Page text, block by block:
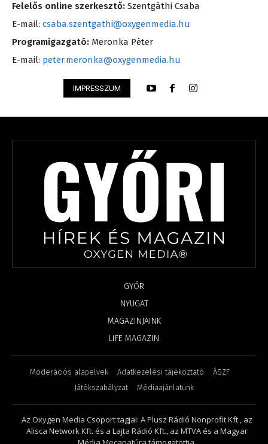
Felelős online szerkesztő: Szentgáthi Csaba
E-mail: csaba.szentgathi@oxygenmedia.hu
Programigazgató: Meronka Péter
E-mail: peter.meronka@oxygenmedia.hu
IMPRESSZUM
GYŐR
NYUGAT
MAGAZINJAINK
LIFE MAGAZIN
Moderációs alapelvek Adatkezelési tájékoztató
ÁSZF
Játékszabályzat
Médiaajánlatunk
Az Oxygen Media Csoport tagjai: A Plusz Rádió Nonprofit Kft., az
Alisca Network Kft. és a Lajta Rádió Kft., az MTVA és a Magyar